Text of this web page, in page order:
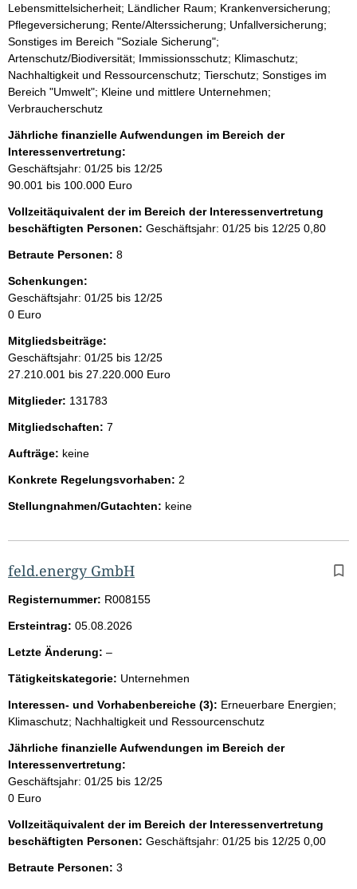
Lebensmittelsicherheit; Ländlicher Raum; Krankenversicherung;
Pflegeversicherung; Rente/Alterssicherung; Unfallversicherung;
Sonstiges im Bereich "Soziale Sicherung";
Artenschutz/Biodiversität; Immissionsschutz; Klimaschutz;
Nachhaltigkeit und Ressourcenschutz; Tierschutz; Sonstiges im
Bereich "Umwelt"; Kleine und mittlere Unternehmen;
Verbraucherschutz
Jährliche finanzielle Aufwendungen im Bereich der
Interessenvertretung:
Geschäftsjahr: 01/25 bis 12/25
90.001 bis 100.000 Euro
Vollzeitäquivalent der im Bereich der Interessenvertretung
beschäftigten Personen: Geschäftsjahr: 01/25 bis 12/25 0,80
Betraute Personen: 8
Schenkungen:
Geschäftsjahr: 01/25 bis 12/25
0 Euro
Mitgliedsbeiträge:
Geschäftsjahr: 01/25 bis 12/25
27.210.001 bis 27.220.000 Euro
Mitglieder: 131783
Mitgliedschaften: 7
Aufträge: keine
Konkrete Regelungsvorhaben: 2
Stellungnahmen/Gutachten: keine
feld.energy GmbH
Registernummer: R008155
Ersteintrag: 05.08.2026
Letzte Änderung: –l
e
r
Tätigkeitskategorie: Unternehmen
Interessen- und Vorhabenbereiche (3): Erneuerbare Energien;
Klimaschutz; Nachhaltigkeit und Ressourcenschutz
Jährliche finanzielle Aufwendungen im Bereich der
Interessenvertretung:
Geschäftsjahr: 01/25 bis 12/25
0 Euro
Vollzeitäquivalent der im Bereich der Interessenvertretung
beschäftigten Personen: Geschäftsjahr: 01/25 bis 12/25 0,00
Betraute Personen: 3